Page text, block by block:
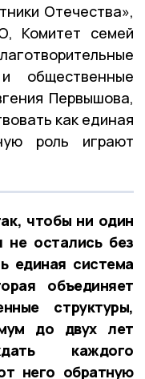
Отечества»,
Комитет семей
общественные
Первышова,
как единая
роль играют
чтобы ни один
не остались без
единая система
объединяет
структуры,
до двух лет
каждого
него обратную